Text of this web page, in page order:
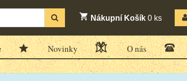
Nákupní Košík 0 ks
Novinky O nás